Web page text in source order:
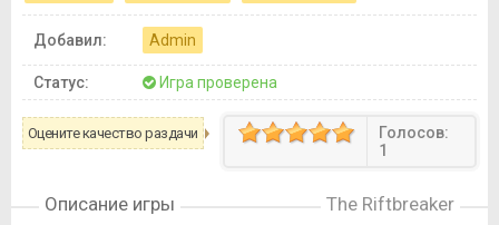
Добавил: Admin
Статус: Игра проверена
Оцените качество раздачи
Голосов:
1
Описание игры The Riftbreaker